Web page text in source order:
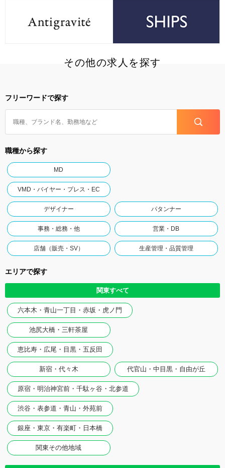
その他の求人を探す
フリーワードで探す
職種から探す
MD
VMD・バイヤー・プレス・EC
デザイナー パタンナー
事務・総務・他 営業・DB
店舗（販売・SV） 生産管理・品質管理
エリアで探す
関東すべて
六本木・青山一丁目・赤坂・虎ノ門
池尻大橋・三軒茶屋
恵比寿・広尾・目黒・五反田
新宿・代々木 代官山・中目黒・自由が丘
原宿・明治神宮前・千駄ヶ谷・北参道
渋谷・表参道・青山・外苑前
銀座・東京・有楽町・日本橋
関東その他地域